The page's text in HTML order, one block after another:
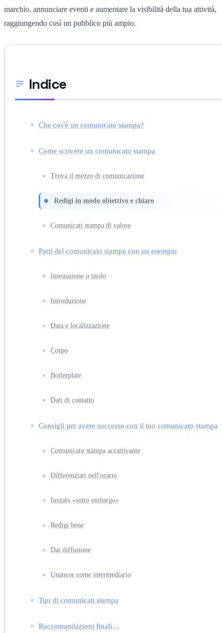
marchio, annunciare eventi e aumentare la visibilità della tua attività,
raggiungendo così un pubblico più ampio.
Indice
Che cos'è un comunicato stampa?
Come scrivere un comunicato stampa
Trova il mezzo di comunicazione
Redigi in modo obiettivo e chiaro
Comunicati stampa di valore
Parti del comunicato stampa con un esempio
Intestazione o titolo
Introduzione
Data e localizzazione
Corpo
Boilerplate
Dati di contatto
Consigli per avere successo con il tuo comunicato stampa
Comunicato stampa accattivante
Differenziati nell'orario
Invialo «sotto embargo»
Redigi bene
Dai diffusione
Unancor come intermediario
Tipi di comunicati stampa
Raccomandazioni finali…